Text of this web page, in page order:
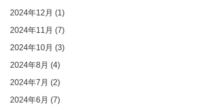
2024年12月 (1)
2024年11月 (7)
2024年10月 (3)
2024年8月 (4)
2024年7月 (2)
2024年6月 (7)